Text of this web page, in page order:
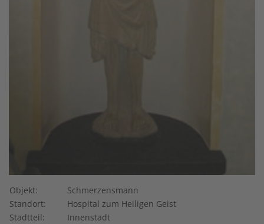
Objekt:
Schmerzensmann
Standort:
Hospital zum Heiligen Geist
Stadtteil:
Innenstadt